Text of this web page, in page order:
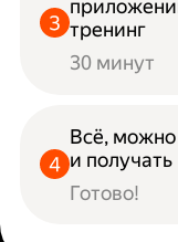
тренинг
30 минут
Всё, можно
и
Готово!